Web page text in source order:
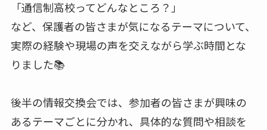
「通信制高校ってどんなところ？」
など、保護者の皆さまが気になるテーマについて、
実際の経験や現場の声を交えながら学ぶ時間とな
りました📚
後半の情報交換会では、参加者の皆さまが興味の
あるテーマごとに分かれ、具体的な質問や相談を